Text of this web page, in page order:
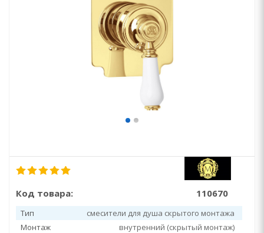
Код товара: 110670
Тип
смесители для душа скрытого монтажа
Монтаж
внутренний (скрытый монтаж)